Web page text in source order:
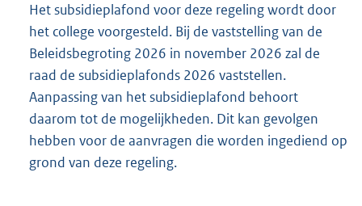
Het subsidieplafond voor deze regeling wordt door
het college voorgesteld. Bij de vaststelling van de
Beleidsbegroting 2026 in november 2026 zal de
raad de subsidieplafonds 2026 vaststellen.
Aanpassing van het subsidieplafond behoort
daarom tot de mogelijkheden. Dit kan gevolgen
hebben voor de aanvragen die worden ingediend op
grond van deze regeling.